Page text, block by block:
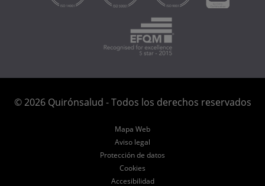
© 2026 Quirónsalud - Todos los derechos reservados
Mapa Web
Aviso legal
Protección de datos
Cookies
Accesibilidad